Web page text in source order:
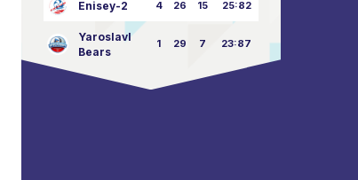
Enisey-2 4 26 15 25:82
Yaroslavl
Bears
1 29 7 23:87